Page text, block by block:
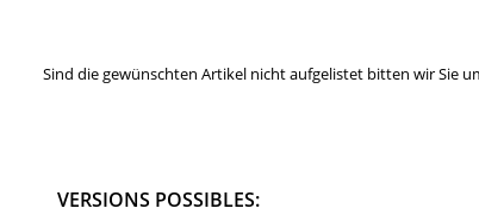
Sind die gewünschten Artikel nicht aufgelistet bitten wir Sie
VERSIONS POSSIBLES: